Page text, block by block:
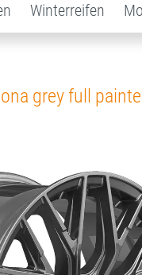
Winterreifen
grey full